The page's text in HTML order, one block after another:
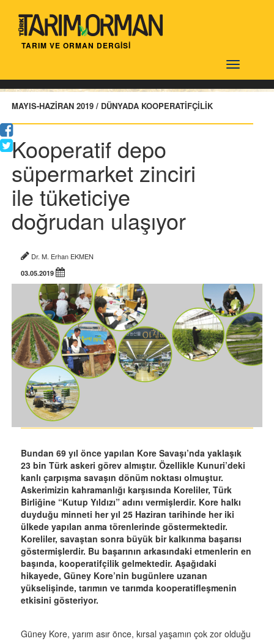
TARIM VE ORMAN DERGİSİ
Türktarım
MAYIS-HAZİRAN 2019 / DÜNYADA KOOPERATİFÇİLİK
Kooperatif depo
süpermarket zinciri
ile tüketiciye
doğrudan ulaşıyor
Dr. M. Erhan EKMEN
03.05.2019
Bundan 69 yıl önce yapılan Kore Savaşı’nda yaklaşık
23 bin Türk askeri görev almıştır. Özellikle Kunuri’deki
kanlı çarpışma savaşın dönüm noktası olmuştur.
Askerimizin kahramanlığı karşısında Koreliler, Türk
Birliğine “Kutup Yıldızı” adını vermişlerdir. Kore halkı
duyduğu minneti her yıl 25 Haziran tarihinde her iki
ülkede yapılan anma törenlerinde göstermektedir.
Koreliler, savaştan sonra büyük bir kalkınma başarısı
göstermişlerdir. Bu başarının arkasındaki etmenlerin en
başında, kooperatifçilik gelmektedir. Aşağıdaki
hikayede, Güney Kore’nin bugünlere uzanan
yükselişinde, tarımın ve tarımda kooperatifleşmenin
etkisini gösteriyor.
Güney Kore, yarım asır önce, kırsal yaşamın çok zor olduğu